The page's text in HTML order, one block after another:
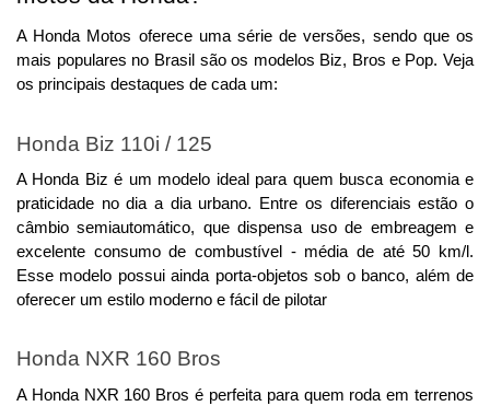
A Honda Motos oferece uma série de versões, sendo que os
mais populares no Brasil são os modelos Biz, Bros e Pop. Veja
os principais destaques de cada um:
Honda Biz 110i / 125
A Honda Biz é um modelo ideal para quem busca economia e
praticidade no dia a dia urbano. Entre os diferenciais estão o
câmbio semiautomático, que dispensa uso de embreagem e
Esse modelo possui ainda porta-objetos sob o banco, além de
oferecer um estilo moderno e fácil de pilotar
Honda NXR 160 Bros
A Honda NXR 160 Bros é perfeita para quem roda em terrenos